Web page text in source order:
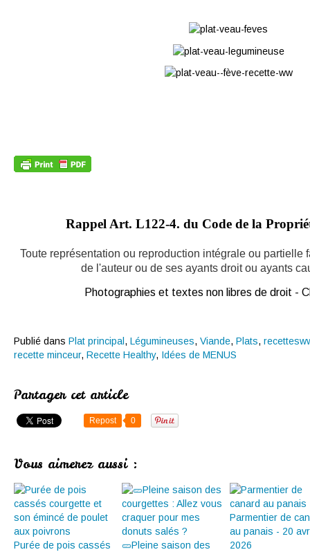
Rappel Art. L122-4. du Code de la
Toute représentation ou reproduction intégrale ou partielle
de l'auteur ou de ses ayants droit ou ayants
Photographies et textes non libres de droit -
Publié dans Plat principal , Légumineuses, Viande, Plats,
recette minceur, Recette Healthy, Idées de MENUS
Partager cet article
Repost 0
Vous aimerez aussi :
Purée de pois cassés
🥒Pleine saison des
Parmentier de
au panais - 20
2026